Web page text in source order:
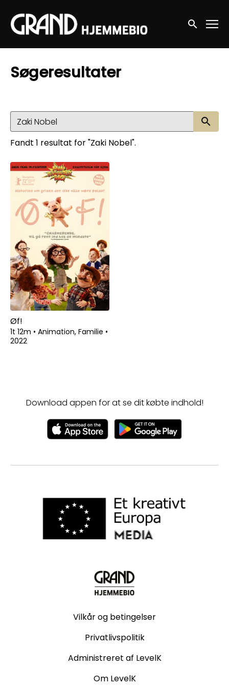
Accessibility Links
Søg nu
Søgeresultater
Fandt 1 resultat for "Zaki Nobel".
Øf!
1t 12m • Animation, Familie •
2022
Download appen for at se dit købte indhold!
Vilkår og betingelser
Privatlivspolitik
Administreret af LevelK
Om LevelK